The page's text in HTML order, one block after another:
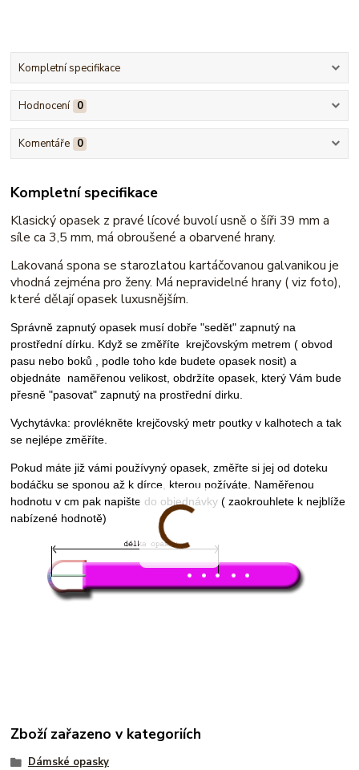
Kompletní specifikace
Hodnocení 0
Komentáře 0
Kompletní specifikace
Klasický opasek z pravé lícové buvolí usně o šíři 39 mm a
síle ca 3,5 mm, má obroušené a obarvené hrany.
Lakovaná spona se starozlatou kartáčovanou galvanikou je
vhodná zejména pro ženy. Má nepravidelné hrany ( viz foto),
které dělají opasek luxusnějším.
Správně zapnutý opasek musí dobře "sedět" zapnutý na
prostřední dírku. Když se změříte krejčovským metrem ( obvod
pasu nebo boků , podle toho kde budete opasek nosit) a
objednáte naměřenou velikost, obdržíte opasek, který Vám bude
přesně "pasovat" zapnutý na prostřední dirku.
Vychytávka: provlékněte krejčovský metr poutky v kalhotech a tak
se nejlépe změříte.
Pokud máte již vámi používyný opasek, změřte si jej od doteku
bodáčku se sponou až k dírce, kterou požíváte. Naměřenou
hodnotu v cm pak napište do objednávky ( zaokrouhlete k nejblíže
nabízené hodnotě)
Zboží zařazeno v kategoriích
Dámské opasky